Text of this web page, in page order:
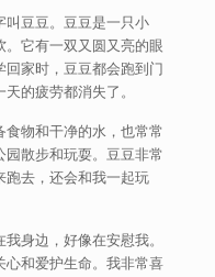
叫豆豆。豆豆是一只小
。它有一双又圆又亮的眼
回家时，豆豆都会跑到门
的疲劳都消失了。
食物和干净的水，也常常
园散步和玩耍。豆豆非常
跑去，还会和我一起玩
身边，好像在安慰我。
心和爱护生命。我非常喜